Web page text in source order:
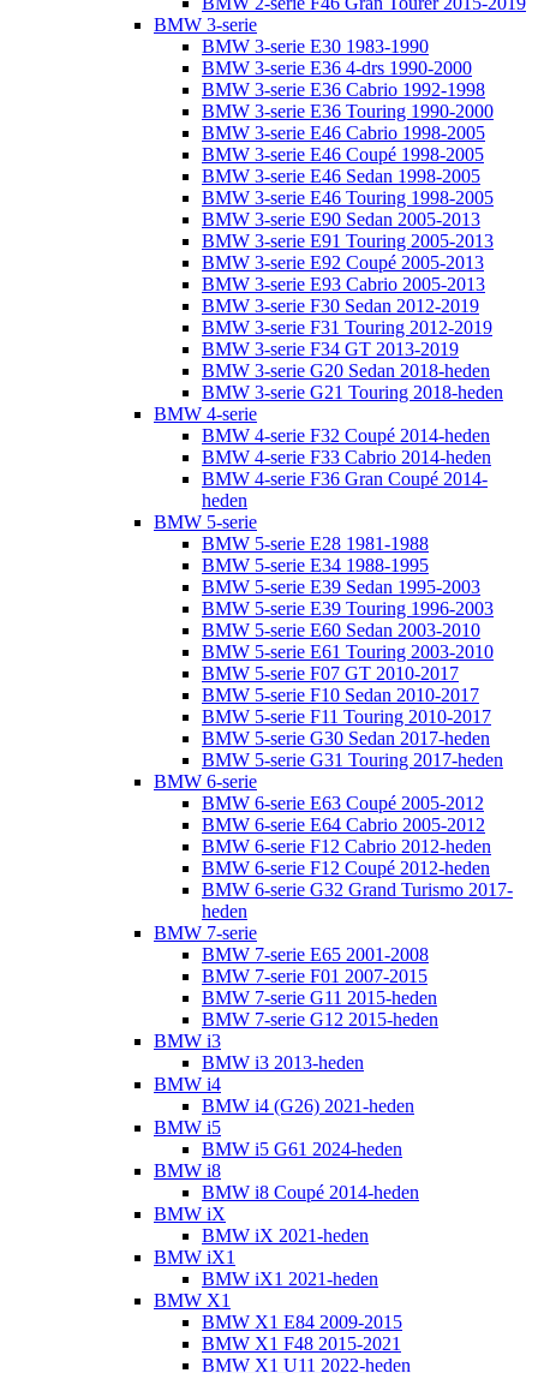
BMW 3-serie
BMW 3-serie E30 1983-1990
BMW 3-serie E36 4-drs 1990-2000
BMW 3-serie E36 Cabrio 1992-1998
BMW 3-serie E36 Touring 1990-2000
BMW 3-serie E46 Cabrio 1998-2005
BMW 3-serie E46 Coupé 1998-2005
BMW 3-serie E46 Sedan 1998-2005
BMW 3-serie E46 Touring 1998-2005
BMW 3-serie E90 Sedan 2005-2013
BMW 3-serie E91 Touring 2005-2013
BMW 3-serie E92 Coupé 2005-2013
BMW 3-serie E93 Cabrio 2005-2013
BMW 3-serie F30 Sedan 2012-2019
BMW 3-serie F31 Touring 2012-2019
BMW 3-serie F34 GT 2013-2019
BMW 3-serie G20 Sedan 2018-heden
BMW 3-serie G21 Touring 2018-heden
BMW 4-serie
BMW 4-serie F32 Coupé 2014-heden
BMW 4-serie F33 Cabrio 2014-heden
BMW 4-serie F36 Gran Coupé 2014-
heden
BMW 5-serie
BMW 5-serie E28 1981-1988
BMW 5-serie E34 1988-1995
BMW 5-serie E39 Sedan 1995-2003
BMW 5-serie E39 Touring 1996-2003
BMW 5-serie E60 Sedan 2003-2010
BMW 5-serie E61 Touring 2003-2010
BMW 5-serie F07 GT 2010-2017
BMW 5-serie F10 Sedan 2010-2017
BMW 5-serie F11 Touring 2010-2017
BMW 5-serie G30 Sedan 2017-heden
BMW 5-serie G31 Touring 2017-heden
BMW 6-serie
BMW 6-serie E63 Coupé 2005-2012
BMW 6-serie E64 Cabrio 2005-2012
BMW 6-serie F12 Cabrio 2012-heden
BMW 6-serie F12 Coupé 2012-heden
BMW 6-serie G32 Grand Turismo 2017-
heden
BMW 7-serie
BMW 7-serie E65 2001-2008
BMW 7-serie F01 2007-2015
BMW 7-serie G11 2015-heden
BMW 7-serie G12 2015-heden
BMW i3
BMW i3 2013-heden
BMW i4
BMW i4 (G26) 2021-heden
BMW i5
BMW i5 G61 2024-heden
BMW i8
BMW i8 Coupé 2014-heden
BMW iX
BMW iX 2021-heden
BMW iX1
BMW iX1 2021-heden
BMW X1
BMW X1 E84 2009-2015
BMW X1 F48 2015-2021
BMW X1 U11 2022-heden